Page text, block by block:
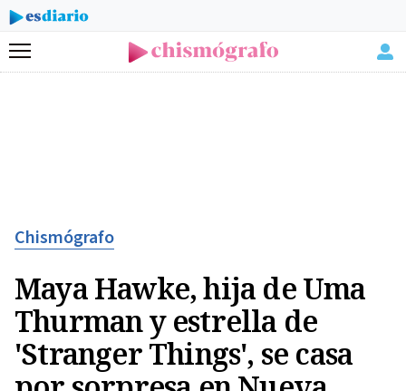
Menú
Chismógrafo
Maya Hawke, hija de Uma
Thurman y estrella de
'Stranger Things', se casa